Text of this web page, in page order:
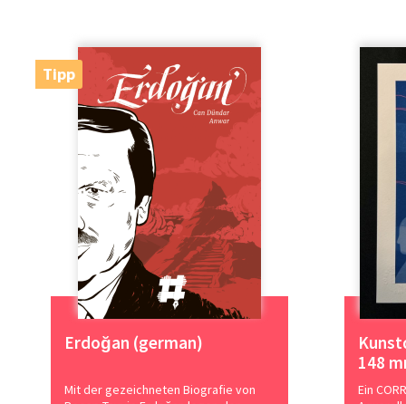
Tipp
Erdoğan (german)
Mit der gezeichneten Biografie von
148
Ein